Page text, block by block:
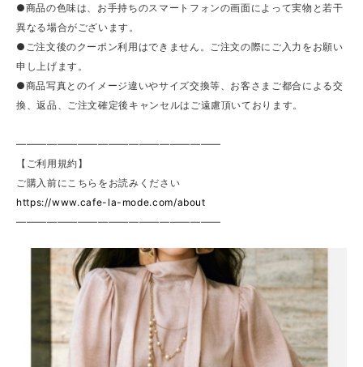
●商品の色味は、お手持ちのスマートフォンの画面によって実物と若干
異なる場合がございます。
●ご注文後のクーポン利用はできません。ご注文の際にご入力をお願い
申し上げます。
●商品写真とのイメージ違いやサイズ交換等、お客さまご都合による交
換、返品、ご注文確定後キャンセルはご遠慮頂いております。
————————————————————
【ご利用規約】
ご購入前にこちらをお読みください
https://www.cafe-la-mode.com/about
————————————————————